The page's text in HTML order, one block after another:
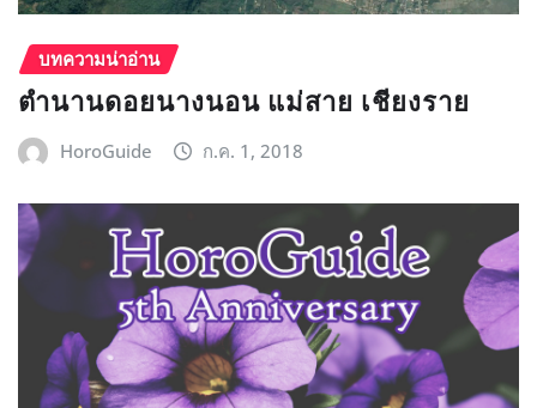
บทความน่าอ่าน
ตำนานดอยนางนอน แม่สาย เชียงราย
HoroGuide ก.ค. 1, 2018